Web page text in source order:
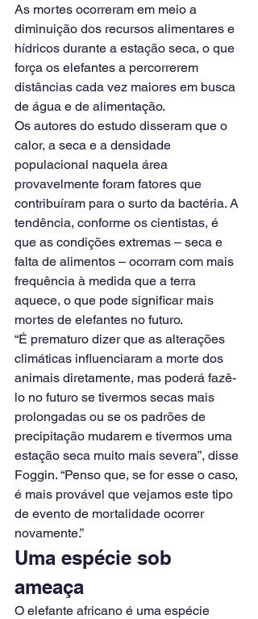
As mortes ocorreram em meio a
diminuição dos recursos alimentares e
hídricos durante a estação seca, o que
força os elefantes a percorrerem
distâncias cada vez maiores em busca
de água e de alimentação.
Os autores do estudo disseram que o
calor, a seca e a densidade
populacional naquela área
provavelmente foram fatores que
contribuíram para o surto da bactéria. A
tendência, conforme os cientistas, é
que as condições extremas – seca e
falta de alimentos – ocorram com mais
frequência à medida que a terra
aquece, o que pode significar mais
mortes de elefantes no futuro.
“É prematuro dizer que as alterações
climáticas influenciaram a morte dos
animais diretamente, mas poderá fazê-
lo no futuro se tivermos secas mais
prolongadas ou se os padrões de
precipitação mudarem e tivermos uma
estação seca muito mais severa”, disse
Foggin. “Penso que, se for esse o caso,
é mais provável que vejamos este tipo
de evento de mortalidade ocorrer
novamente.”
Uma espécie sob
ameaça
O elefante africano é uma espécie